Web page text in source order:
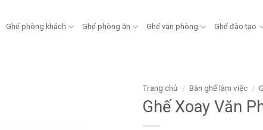
Ghế phòng khách Ghế phòng ăn Ghế văn phòng Ghế đào tạo
Trang chủ / Bàn ghế làm việc /
Ghế Xoay Văn